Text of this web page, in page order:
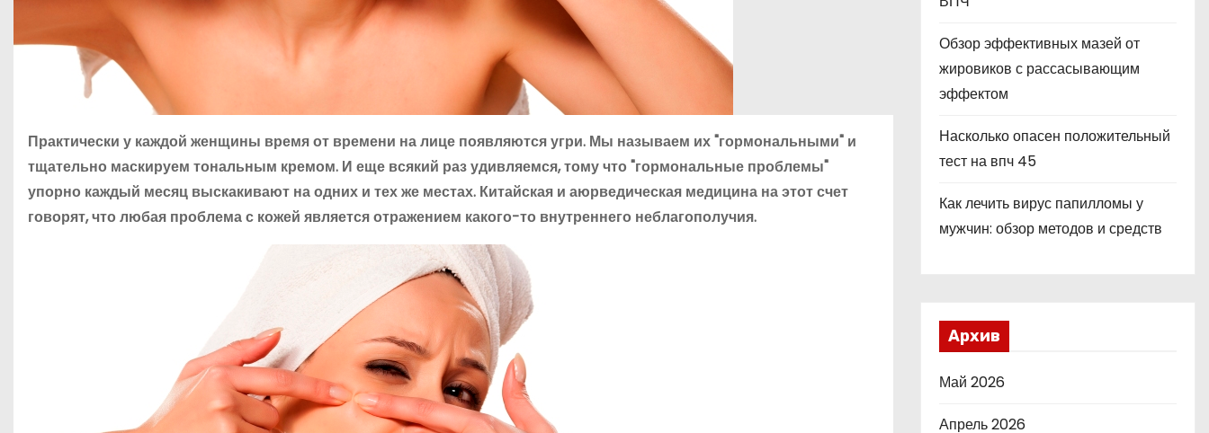
Практически у каждой женщины время от времени на лице появляются угри. Мы называем их "гормональными" и
тщательно маскируем тональным кремом. И еще всякий раз удивляемся, тому что "гормональные проблемы"
упорно каждый месяц выскакивают на одних и тех же местах. Китайская и аюрведическая медицина на этот счет
говорят, что любая проблема с кожей является отражением какого-то внутреннего неблагополучия.
Обзор эффективных мазей от
жировиков с рассасывающим
эффектом
Насколько опасен положительный
тест на впч 45
Как лечить вирус папилломы у
мужчин: обзор методов и средств
Архив
Май 2026
Апрель 2026